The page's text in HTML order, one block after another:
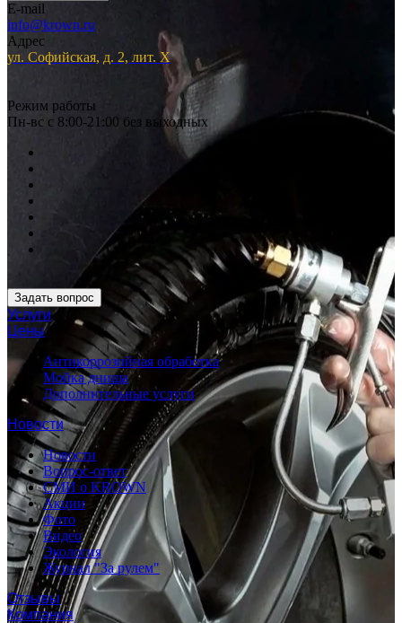
E-mail
info@krown.ru
Адрес
ул. Софийская, д. 2, лит. Х
Режим работы
Пн-вс с 8:00-21:00 без выходных
Задать вопрос
Услуги
Цены
Антикоррозийная обработка
Мойка днища
Дополнительные услуги
Новости
Новости
Вопрос-ответ
СМИ о KROWN
Акции
Фото
Видео
Экология
Журнал "За рулем"
Отзывы
Компания